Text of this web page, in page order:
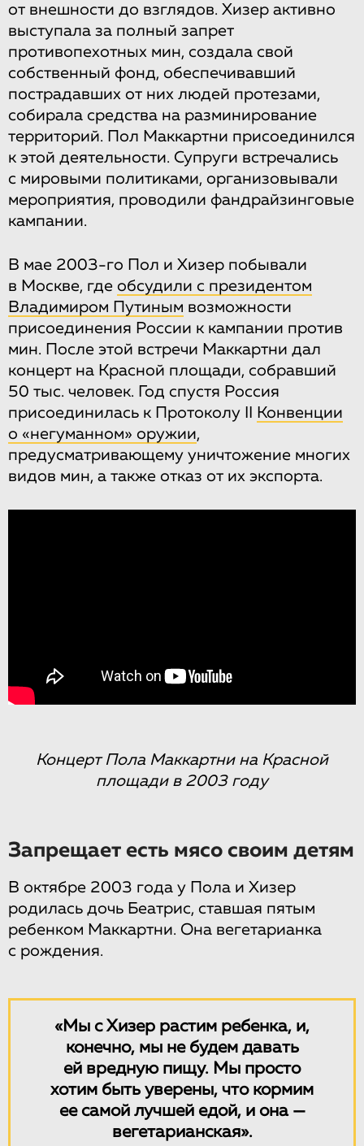
от внешности до взглядов. Хизер активно
выступала за полный запрет
противопехотных мин, создала свой
собственный фонд, обеспечивавший
пострадавших от них людей протезами,
собирала средства на разминирование
территорий. Пол Маккартни присоединился
к этой деятельности. Супруги встречались
с мировыми политиками, организовывали
мероприятия, проводили фандрайзинговые
кампании.
В мае 2003-го Пол и Хизер побывали
в Москве, где обсудили с президентом
Владимиром Путиным возможности
присоединения России к кампании против
мин. После этой встречи Маккартни дал
концерт на Красной площади, собравший
50 тыс. человек. Год спустя Россия
присоединилась к Протоколу II
Конвенции
о «негуманном» оружии,
предусматривающему уничтожение многих
видов мин, а также отказ от их экспорта.
Концерт Пола Маккартни на Красной
площади в 2003 году
Запрещает есть мясо своим детям
В октябре 2003 года у Пола и Хизер
родилась дочь Беатрис, ставшая пятым
ребенком Маккартни. Она вегетарианка
с рождения.
«Мы с Хизер растим ребенка, и,
конечно, мы не будем давать
ей вредную пищу. Мы просто
хотим быть уверены, что кормим
ее самой лучшей едой, и она —
вегетарианская».